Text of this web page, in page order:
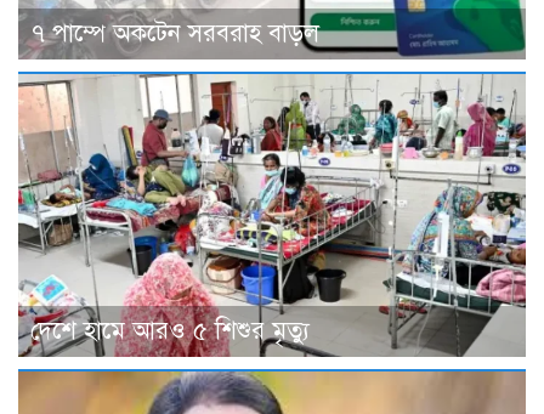
৭ পাম্পে অকটেন সরবরাহ বাড়ল
দেশে হামে আরও ৫ শিশুর মৃত্যু